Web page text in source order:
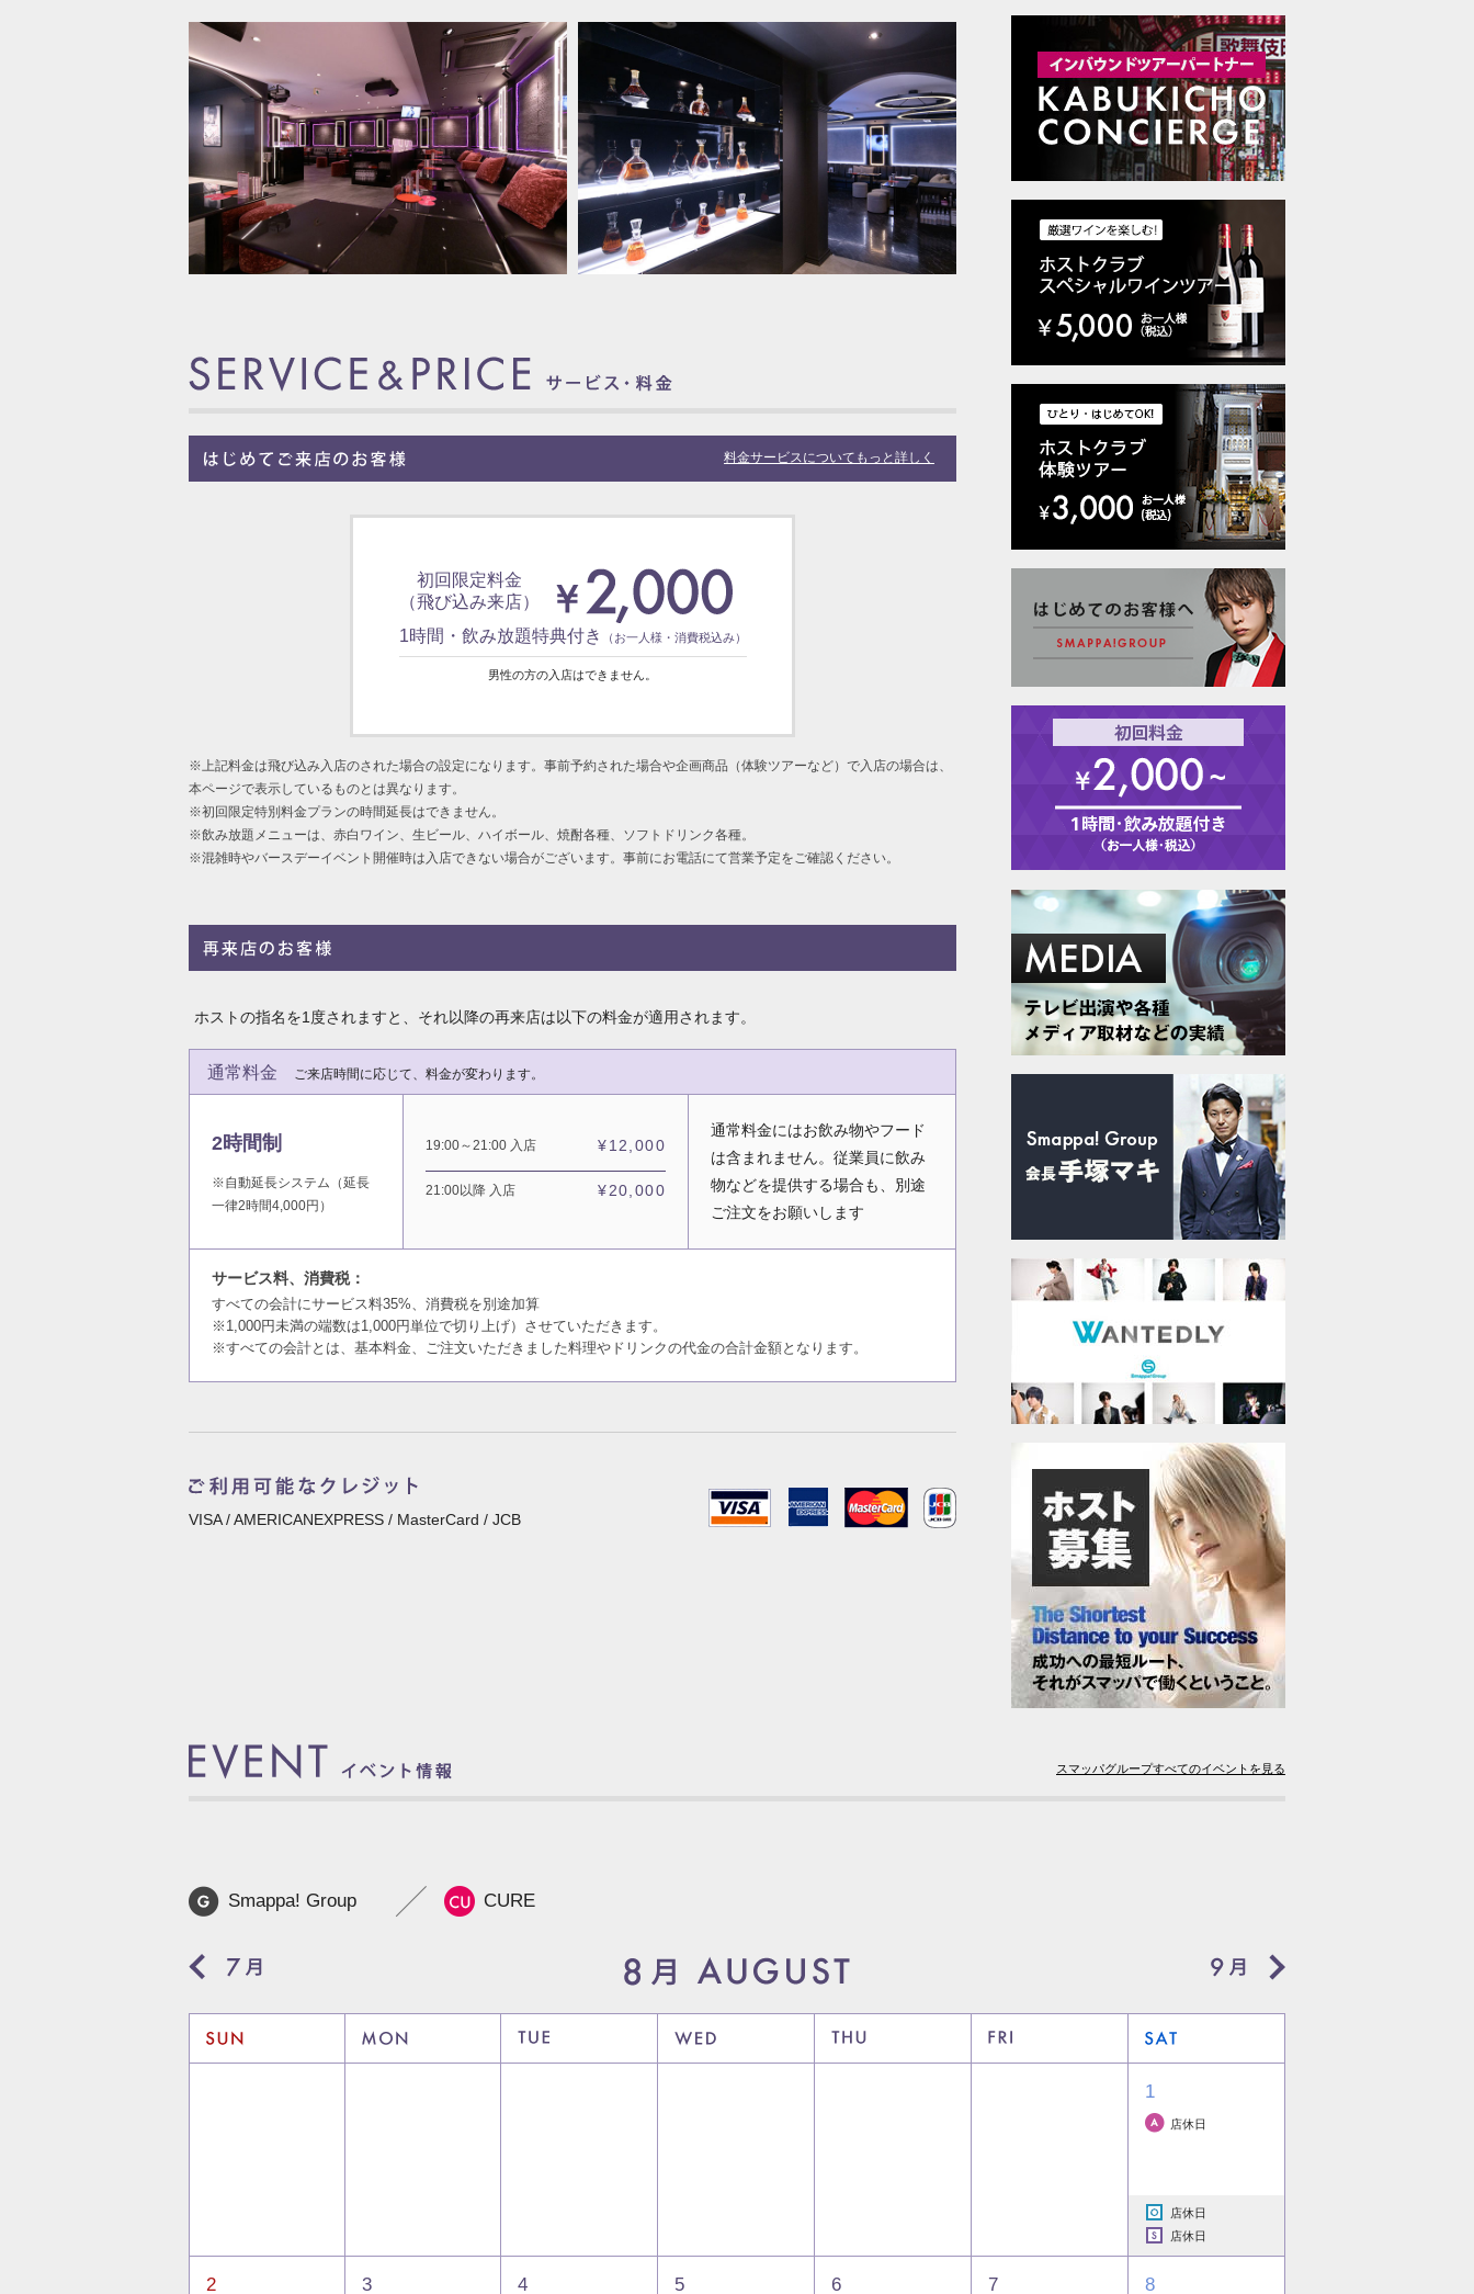
初回限定料金
（飛び込み来店）
1時間・飲み放題特典付き
（お一人様・消費税込み）
男性の方の入店はできません。
※上記料金は飛び込み入店のされた場合の設定になります。事前予約された場合や企画商品（体験ツアーなど）で入店の場合は、
本ページで表示しているものとは異なります。
※初回限定特別料金プランの時間延長はできません。
※飲み放題メニューは、赤白ワイン、生ビール、ハイボール、焼酎各種、ソフトドリンク各種。
※混雑時やバースデーイベント開催時は入店できない場合がございます。事前にお電話にて営業予定をご確認ください。
料金サービスについてもっと詳しく
ホストの指名を1度されますと、それ以降の再来店は以下の料金が適用されます。
通常料金 ご来店時間に応じて、料金が変わります。
2時間制
※自動延長システム（延長
一律2時間4,000円）
19:00～21:00 入店 ¥12,000
21:00以降 入店 ¥20,000
通常料金にはお飲み物やフード
は含まれません。従業員に飲み
物などを提供する場合も、別途
ご注文をお願いします
サービス料、消費税：
すべての会計にサービス料35%、消費税を別途加算
※1,000円未満の端数は1,000円単位で切り上げ）させていただきます。
※すべての会計とは、基本料金、ご注文いただきました料理やドリンクの代金の合計金額となります。
VISA / AMERICANEXPRESS / MasterCard / JCB
Smappa! Group CURE
1
店休日
店休日
店休日
2 3 4 5 6 7 8
スマッパグループすべてのイベントを見る